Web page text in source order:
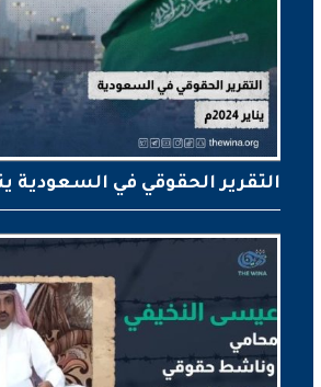
التقرير الحقوقي في السعودية يناير